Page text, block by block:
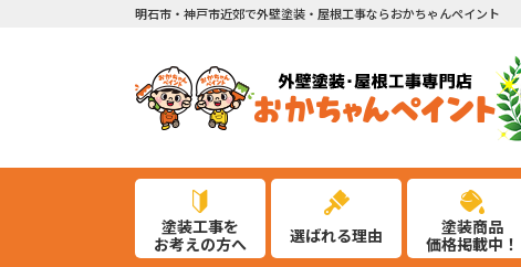
明石市・神戸市近郊で外壁塗装・屋根工事ならおかちゃんペイント
塗装工事を
お考えの方へ
選ばれる理由
塗装商品
価格掲載中！